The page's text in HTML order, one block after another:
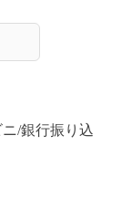
/銀行振り込